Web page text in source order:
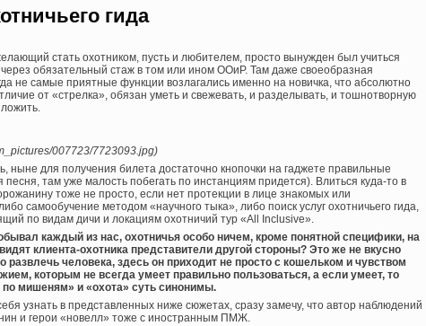
гида
стать охотником, пусть и любителем, просто вынужден был учиться
обязательный стаж в том или ином ООиР. Там даже своеобразная
не самые приятные функции возлагались именно на новичка, что абсолютно
от «стрелка», обязан уметь и свежевать, и разделывать, и тошнотворную
007723/7723093.jpg)
ныне для получения билета достаточно кнопочки на гаджете правильные
там уже малость побегать по инстанциям придется). Влиться куда-то в
тоже не просто, если нет протекции в лице знакомых или
самообучение методом «научного тыка», либо поиск услуг охотничьего гида,
по видам дичи и локациям охотничий тур «All Inclusive».
каждый из нас, охотничья особо ничем, кроме понятной специфики, на
клиента-охотника представители другой стороны? Это же не вкусно
человека, здесь он приходит не просто с кошельком и чувством
которым не всегда умеет правильно пользоваться, а если умеет, то
по мишеням» и «охота» суть синонимы.
узнать в представленных ниже сюжетах, сразу замечу, что автор наблюдений
и герои «новелл» тоже с иностранным ПМЖ.